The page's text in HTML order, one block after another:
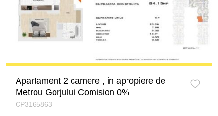
Apartament 2 camere , in apropiere de
Metrou Gorjului Comision 0%
CP3165863